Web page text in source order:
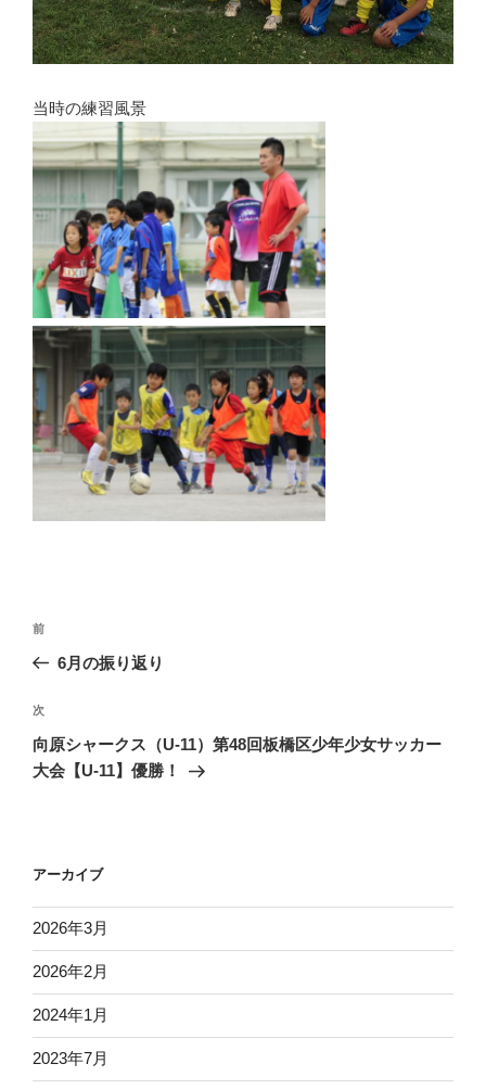
当時の練習風景
投
ナ
ビ
ゲ
ー
前
の
稿
前
6月の振り返り
次
の
投
次
向原シャークス（U-11）第48回板橋区少年少女サッカー
大会【U-11】優勝！
アーカイブ
2026年3月
2026年2月
2024年1月
2023年7月